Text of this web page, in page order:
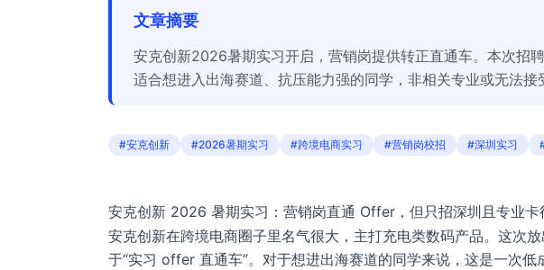
文章摘要
安克创新2026暑期实习开启，营销岗提供转正直通车。本次招
适合想进入出海赛道、抗压能力强的同学，非相关专业或无法接
#安克创新 #2026暑期实习 #跨境电商实习 #营销岗校招 #深圳实习
安克创新 2026 暑期实习：营销岗直通 Offer，但只招深圳且专业卡
安克创新在跨境电商圈子里名气很大，主打充电类数码产品。这次
于“实习 offer 直通车”。对于想进出海赛道的同学来说，这是一次低